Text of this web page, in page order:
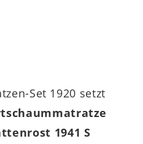
Set 1920 setzt
1941 S